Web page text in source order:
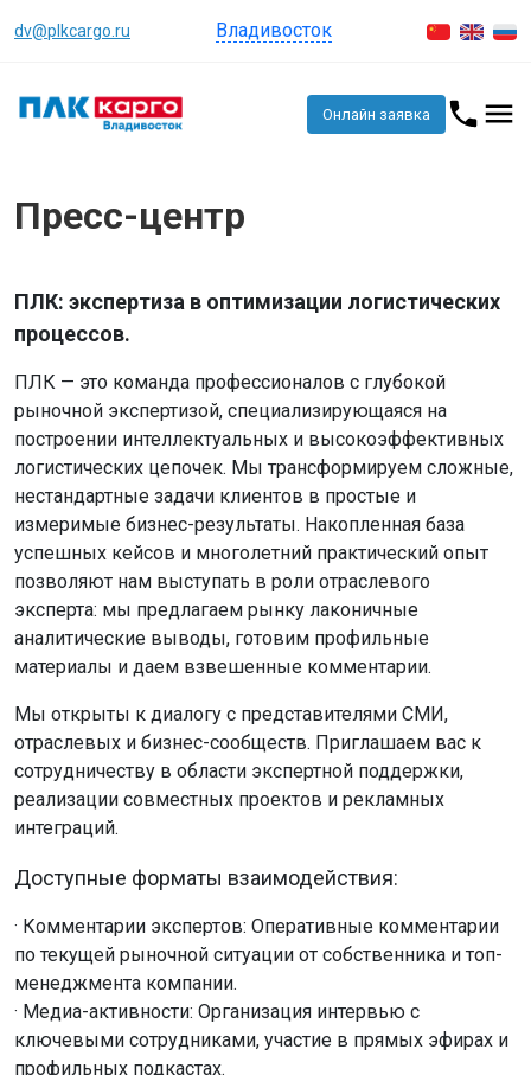
dv@plkcargo.ru Владивосток
Онлайн заявка
Пресс-центр
ПЛК: экспертиза в оптимизации логистических
процессов.
ПЛК — это команда профессионалов с глубокой
рыночной экспертизой, специализирующаяся на
построении интеллектуальных и высокоэффективных
логистических цепочек. Мы трансформируем сложные,
нестандартные задачи клиентов в простые и
измеримые бизнес-результаты. Накопленная база
успешных кейсов и многолетний практический опыт
позволяют нам выступать в роли отраслевого
эксперта: мы предлагаем рынку лаконичные
аналитические выводы, готовим профильные
материалы и даем взвешенные комментарии.
Мы открыты к диалогу с представителями СМИ,
отраслевых и бизнес-сообществ. Приглашаем вас к
сотрудничеству в области экспертной поддержки,
реализации совместных проектов и рекламных
интеграций.
Доступные форматы взаимодействия:
· Комментарии экспертов: Оперативные комментарии
по текущей рыночной ситуации от собственника и топ-
менеджмента компании.
· Медиа-активности: Организация интервью с
ключевыми сотрудниками, участие в прямых эфирах и
профильных подкастах.